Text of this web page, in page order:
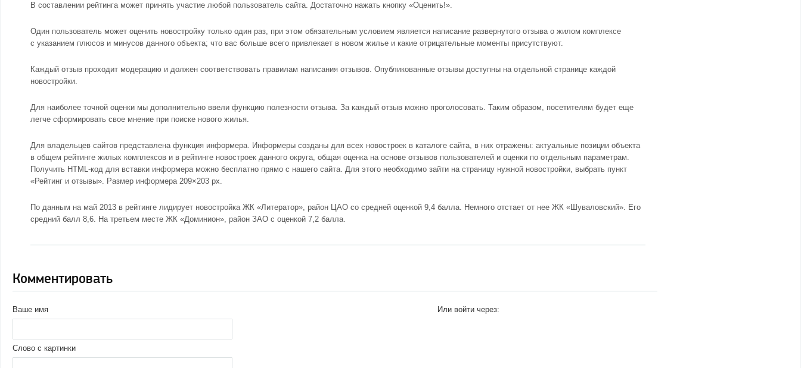
В составлении рейтинга может принять участие любой пользователь сайта. Достаточно нажать кнопку «Оценить!».
Один пользователь может оценить новостройку только один раз, при этом обязательным условием является написание развернутого отзыва о жилом комплексе
с указанием плюсов и минусов данного объекта; что вас больше всего привлекает в новом жилье и какие отрицательные моменты присутствуют.
Каждый отзыв проходит модерацию и должен соответствовать правилам написания отзывов. Опубликованные отзывы доступны на отдельной странице каждой
новостройки.
Для наиболее точной оценки мы дополнительно ввели функцию полезности отзыва. За каждый отзыв можно проголосовать. Таким образом, посетителям будет еще
легче сформировать свое мнение при поиске нового жилья.
Для владельцев сайтов представлена функция информера. Информеры созданы для всех новостроек в каталоге сайта, в них отражены: актуальные позиции объекта
в общем рейтинге жилых комплексов и в рейтинге новостроек данного округа, общая оценка на основе отзывов пользователей и оценки по отдельным параметрам.
Получить HTML-код для вставки информера можно бесплатно прямо с нашего сайта. Для этого необходимо зайти на страницу нужной новостройки, выбрать пункт
«Рейтинг и отзывы». Размер информера 209×203 px.
По данным на май 2013 в рейтинге лидирует новостройка ЖК «Литератор», район ЦАО со средней оценкой 9,4 балла. Немного отстает от нее ЖК «Шуваловский». Его
средний балл 8,6. На третьем месте ЖК «Доминион», район ЗАО с оценкой 7,2 балла.
Комментировать
Ваше имя
Слово с картинки
Или войти через: